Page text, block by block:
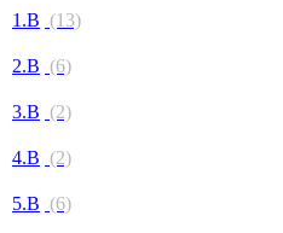
1.B (13)
2.B (6)
3.B (2)
4.B (2)
5.B (6)